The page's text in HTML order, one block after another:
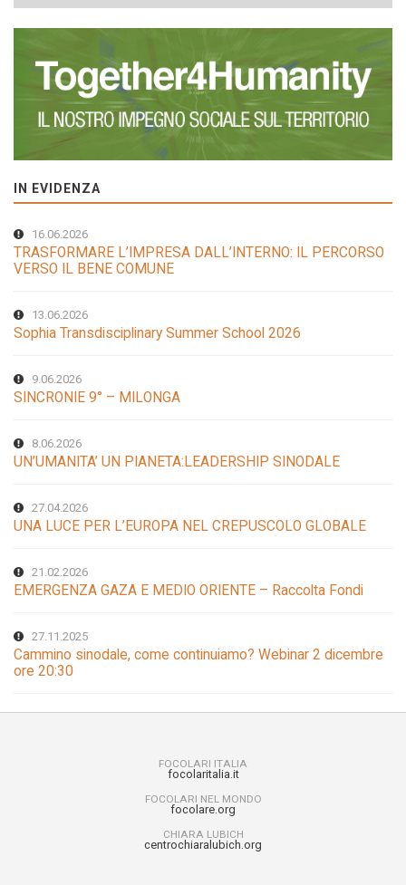
IN EVIDENZA
16.06.2026
TRASFORMARE L’IMPRESA DALL’INTERNO: IL PERCORSO
VERSO IL BENE COMUNE
13.06.2026
Sophia Transdisciplinary Summer School 2026
9.06.2026
SINCRONIE 9° – MILONGA
8.06.2026
UN’UMANITA’ UN PIANETA:LEADERSHIP SINODALE
27.04.2026
UNA LUCE PER L’EUROPA NEL CREPUSCOLO GLOBALE
21.02.2026
EMERGENZA GAZA E MEDIO ORIENTE – Raccolta Fondi
27.11.2025
Cammino sinodale, come continuiamo? Webinar 2 dicembre
ore 20:30
FOCOLARI ITALIA
focolaritalia.it
FOCOLARI NEL MONDO
focolare.org
CHIARA LUBICH
centrochiaralubich.org